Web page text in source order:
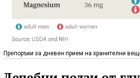
Препоръки за дневен прием на хранителни